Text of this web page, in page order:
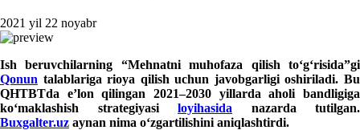
2021 yil 22 noyabr
Ish beruvchilarning “Mehnatni muhofaza qilish toʻgʻrisida”gi
Qonun talablariga rioya qilish uchun javobgarligi oshiriladi. Bu
QHTBTda e’lon qilingan 2021–2030 yillarda aholi bandligiga
koʻmaklashish strategiyasi loyihasida nazarda tutilgan.
Buxgalter.uz aynan nima oʻzgartilishini aniqlashtirdi.